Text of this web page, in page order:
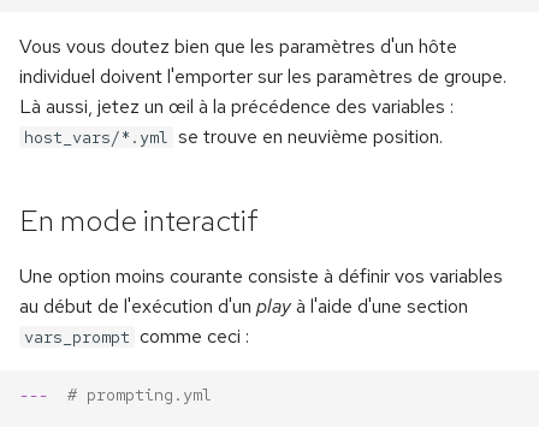
Vous vous doutez bien que les paramètres d'un hôte
individuel doivent l'emporter sur les paramètres de groupe.
Là aussi, jetez un œil à la précédence des variables :
host_vars/*.yml se trouve en neuvième position.
En mode interactif
Une option moins courante consiste à définir vos variables
au début de l'exécution d'un playà l'aide d'une section
vars_prompt comme ceci :
--- # prompting.yml